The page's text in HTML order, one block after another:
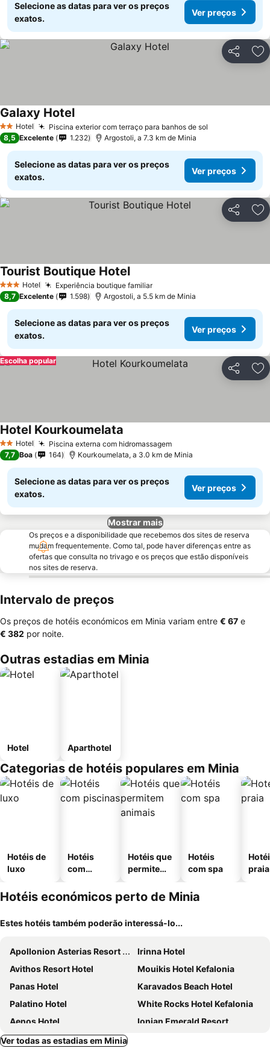
Selecione as datas para ver os preços
exatos.
Ver preços
Partilhar
2 Estrelas
Hotel Piscina exterior com terraço para banhos de sol
Galaxy HotelVer preços
8,5 Excelente 1.232 Argostoli, a 7.3 km de Minia
Selecione as datas para ver os preços
exatos.
Ver preços
Partilhar
3 EstrelasHotel Experiência boutique familiarVer preços
Tourist Boutique HotelVer preços
8,7 Excelente 1.598 Argostoli, a 5.5 km de Minia
Selecione as datas para ver os preços
exatos.
Ver preços
Partilhar
Escolha popular
2 Estrelas
Hotel Piscina externa com hidromassagemVer preços
Hotel Kourkoumelata
7,7 Boa 164 Kourkoumelata, a 3.0 km de Minia
Selecione as datas para ver os preços
exatos.
Ver preços
Mostrar mais
Os preços e a disponibilidade que recebemos dos sites de reserva
mudam frequentemente. Como tal, pode haver diferenças entre as
ofertas que consulta no trivago e os preços que estão disponíveis
nos sites de reserva.
Intervalo de preços
Os preços de hotéis económicos em Minia variam entre ‎€ 67 e
‎€ 382 por noite.
Outras estadias em Minia
Hotel Aparthotel
Categorias de hotéis populares em Minia
Hotéis de
luxo
Hotéis
com
Hotéis que
permitem
Hotéis
com spa
praia
Hotéis económicos perto de Minia
Estes hotéis também poderão interessá-lo...
Apollonion Asterias Resort and Spa
Irinna Hotel
Avithos Resort Hotel
Mouikis Hotel Kefalonia
Panas Hotel
Karavados Beach Hotel
Palatino Hotel
White Rocks Hotel Kefalonia
Aenos Hotel
Ionian Emerald Resort
Astra Village Resort
Ver todas as estadias em Minia